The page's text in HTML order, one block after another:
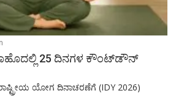
25 ದಿನಗಳ ಕೌಂಟ್‌ಡೌನ್
ಯೋಗ ದಿನಾಚರಣೆಗೆ (IDY 2026)